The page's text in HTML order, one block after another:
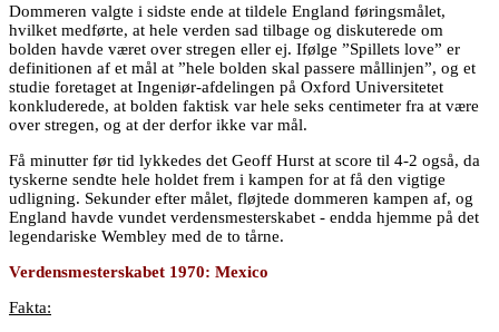
Dommeren valgte i sidste ende at tildele England føringsmålet,
hvilket medførte, at hele verden sad tilbage og diskuterede om
bolden havde været over stregen eller ej. Ifølge ”Spillets love” er
definitionen af et mål at ”hele bolden skal passere mållinjen”, og et
studie foretaget at Ingeniør-afdelingen på Oxford Universitetet
konkluderede, at bolden faktisk var hele seks centimeter fra at være
over stregen, og at der derfor ikke var mål.
Få minutter før tid lykkedes det Geoff Hurst at score til 4-2 også, da
tyskerne sendte hele holdet frem i kampen for at få den vigtige
udligning. Sekunder efter målet, fløjtede dommeren kampen af, og
England havde vundet verdensmesterskabet - endda hjemme på det
legendariske Wembley med de to tårne.
Verdensmesterskabet 1970: Mexico
Fakta: